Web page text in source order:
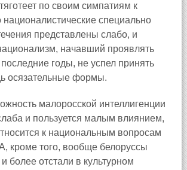
по своим симпатиям к
националистические специально
представлены слабо, и
начавший проявлять
годы, не успел принять
осязательные формы.
малоросской интеллигенции
и пользуется малым влиянием,
к национальным вопросам
кроме того, вообще белоруссы
более отстали в культурном